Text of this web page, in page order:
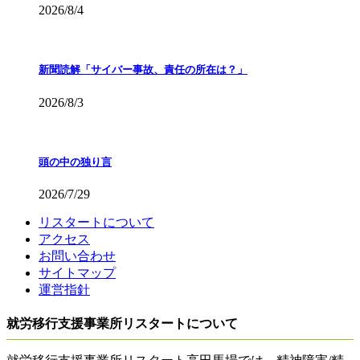
2026/8/4
新聞読解「サイバー事故、責任の所在は？」
2026/8/3
頭の中の独り言
2026/7/29
リスタートについて
アクセス
お問い合わせ
サイトマップ
運営指針
就労移行支援事業所リスタートについて